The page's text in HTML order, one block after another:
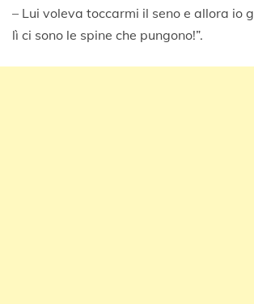
– Lui voleva toccarmi il seno e allora io
lì ci sono le spine che pungono!”.